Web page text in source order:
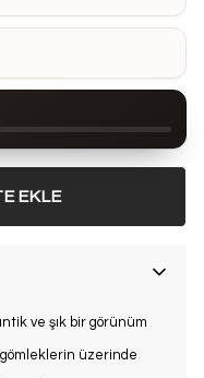
EKLE
ve şık bir görünüm
üzerinde